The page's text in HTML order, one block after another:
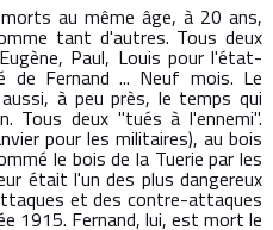
au même âge, à 20 ans,
tant d'autres. Tous deux
Paul, Louis pour l'état-
Fernand ... Neuf mois. Le
à peu près, le temps qui
Tous deux "tués à l'ennemi".
pour les militaires), au bois
le bois de la Tuerie par les
était l'un des plus dangereux
et des contre-attaques
1915. Fernand, lui, est mort le